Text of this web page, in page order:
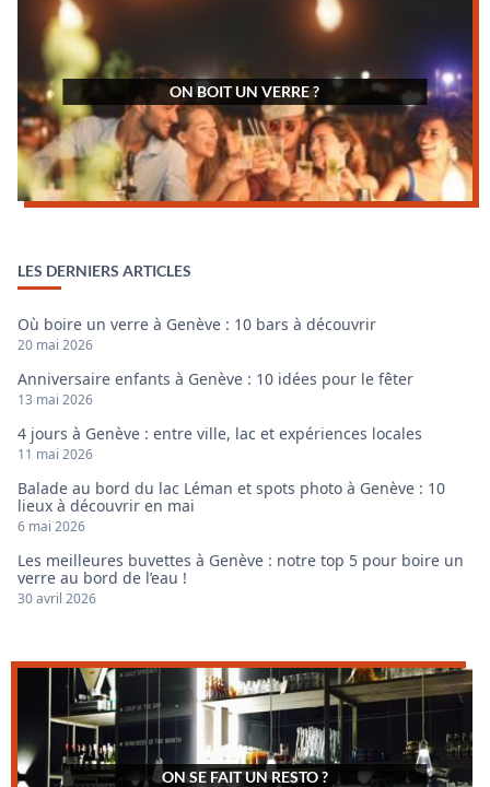
ON BOIT UN VERRE ?
LES DERNIERS ARTICLES
Où boire un verre à Genève : 10 bars à découvrir
20 mai 2026
Anniversaire enfants à Genève : 10 idées pour le fêter
13 mai 2026
4 jours à Genève : entre ville, lac et expériences locales
11 mai 2026
Balade au bord du lac Léman et spots photo à Genève : 10
lieux à découvrir en mai
6 mai 2026
Les meilleures buvettes à Genève : notre top 5 pour boire un
verre au bord de l’eau !
30 avril 2026
ON SE FAIT UN RESTO ?